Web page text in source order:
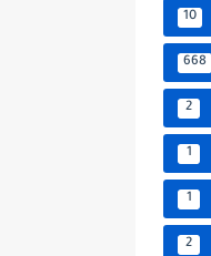
10
668
2
1
1
2